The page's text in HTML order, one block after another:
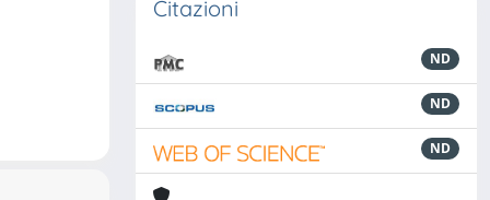
Citazioni
ND
ND
ND